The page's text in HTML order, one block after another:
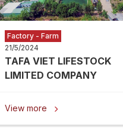
Factory - Farm
21/5/2024
TAFA VIET LIFESTOCK
LIMITED COMPANY
View more 